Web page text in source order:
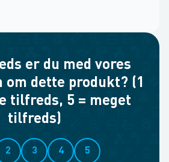
er du med vores
dette produkt? (1
tilfreds, 5 = meget
tilfreds)
2 3 4 5